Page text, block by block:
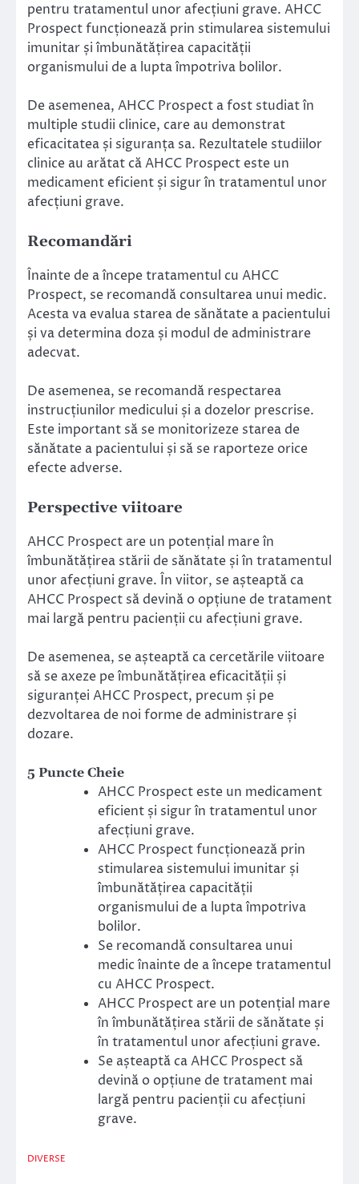
pentru tratamentul unor afecțiuni grave. AHCC
Prospect funcționează prin stimularea sistemului
imunitar și îmbunătățirea capacității
organismului de a lupta împotriva bolilor.
De asemenea, AHCC Prospect a fost studiat în
multiple studii clinice, care au demonstrat
eficacitatea și siguranța sa. Rezultatele studiilor
clinice au arătat că AHCC Prospect este un
medicament eficient și sigur în tratamentul unor
afecțiuni grave.
Recomandări
Înainte de a începe tratamentul cu AHCC
Prospect, se recomandă consultarea unui medic.
Acesta va evalua starea de sănătate a pacientului
și va determina doza și modul de administrare
adecvat.
De asemenea, se recomandă respectarea
instrucțiunilor medicului și a dozelor prescrise.
Este important să se monitorizeze starea de
sănătate a pacientului și să se raporteze orice
efecte adverse.
Perspective viitoare
AHCC Prospect are un potențial mare în
îmbunătățirea stării de sănătate și în tratamentul
unor afecțiuni grave. În viitor, se așteaptă ca
AHCC Prospect să devină o opțiune de tratament
mai largă pentru pacienții cu afecțiuni grave.
De asemenea, se așteaptă ca cercetările viitoare
să se axeze pe îmbunătățirea eficacității și
siguranței AHCC Prospect, precum și pe
dezvoltarea de noi forme de administrare și
dozare.
5 Puncte Cheie
AHCC Prospect este un medicament
eficient și sigur în tratamentul unor
afecțiuni grave.
AHCC Prospect funcționează prin
stimularea sistemului imunitar și
îmbunătățirea capacității
organismului de a lupta împotriva
bolilor.
Se recomandă consultarea unui
medic înainte de a începe tratamentul
cu AHCC Prospect.
AHCC Prospect are un potențial mare
în îmbunătățirea stării de sănătate și
în tratamentul unor afecțiuni grave.
Se așteaptă ca AHCC Prospect să
devină o opțiune de tratament mai
largă pentru pacienții cu afecțiuni
grave.
DIVERSE